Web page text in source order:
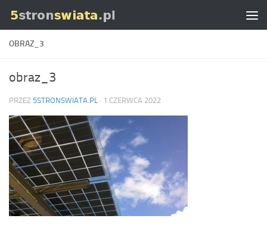
Skip to content
OBRAZ_3
obraz_3
PRZEZ 5STRONSWIATA.PL · 1 CZERWCA 2022